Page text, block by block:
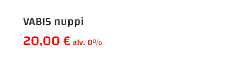
VABIS nuppi
20,00€alv. 0%